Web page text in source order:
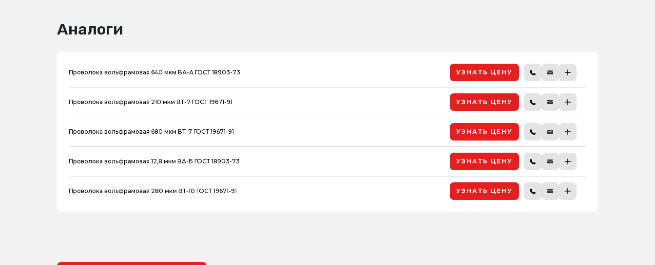
Аналоги
Проволока вольфрамовая 640 мкм ВА-А ГОСТ 18903-73 УЗНАТЬ ЦЕНУ
Проволока вольфрамовая 210 мкм ВТ-7 ГОСТ 19671-91 УЗНАТЬ ЦЕНУ
Проволока вольфрамовая 680 мкм ВТ-7 ГОСТ 19671-91 УЗНАТЬ ЦЕНУ
Проволока вольфрамовая 12,8 мкм ВА-Б ГОСТ 18903-73 УЗНАТЬ ЦЕНУ
Проволока вольфрамовая 280 мкм ВТ-10 ГОСТ 19671-91 УЗНАТЬ ЦЕНУ